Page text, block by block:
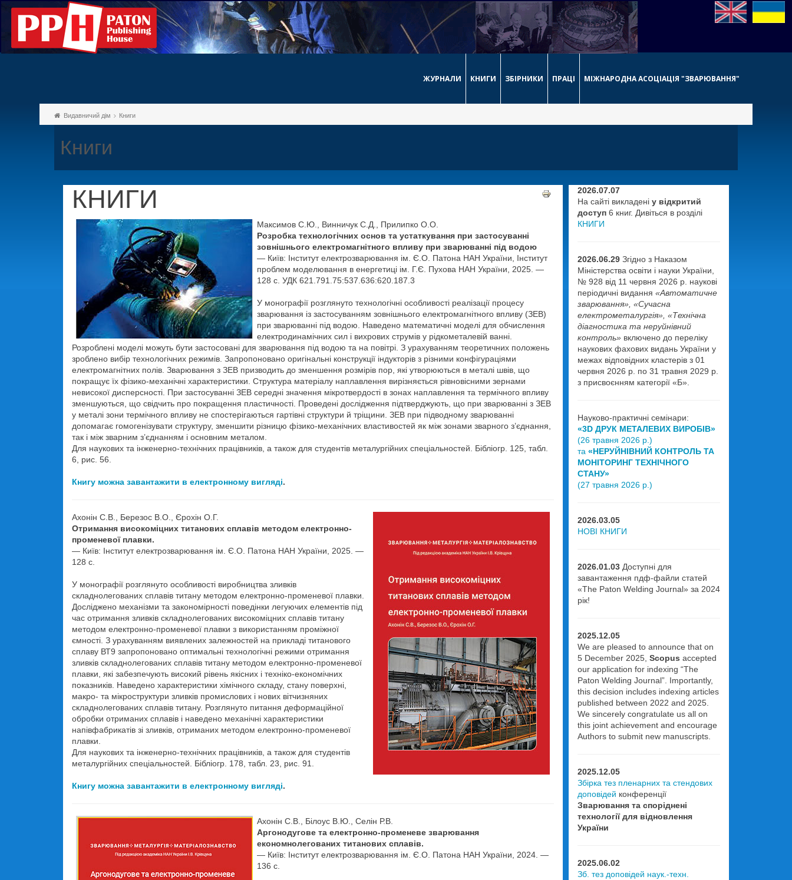
ЖУРНАЛИ КНИГИ ЗБІРНИКИ ПРАЦІ МІЖНАРОДНА АСОЦІАЦІЯ "ЗВАРЮВАННЯ"
Видавничий дім Книги
Книги
КНИГИ
Максимов С.Ю., Винничук С.Д., Прилипко О.О.
Розробка технологічних основ та устаткування при застосуванні
зовнішнього електромагнітного впливу при зварюванні під водою
— Київ: Інститут електрозварювання ім. Є.О. Патона НАН України, Інститут
проблем моделювання в енергетиці ім. Г.Є. Пухова НАН України, 2025. —
128 с. УДК 621.791.75:537.636:620.187.3
У монографії розглянуто технологічні особливості реалізації процесу
зварювання із застосуванням зовнішнього електромагнітного впливу (ЗЕВ)
при зварюванні під водою. Наведено математичні моделі для обчислення
електродинамічних сил і вихрових струмів у рідкометалевій ванні.
Розроблені моделі можуть бути застосовані для зварювання під водою та на повітрі. З урахуванням теоретичних положень
зроблено вибір технологічних режимів. Запропоновано оригінальні конструкції індукторів з різними конфігураціями
електромагнітних полів. Зварювання з ЗЕВ призводить до зменшення розмірів пор, які утворюються в металі швів, що
покращує їх фізико-механічні характеристики. Структура матеріалу наплавлення вирізняється рівновісними зернами
невисокої дисперсності. При застосуванні ЗЕВ середні значення мікротвердості в зонах наплавлення та термічного впливу
зменшуються, що свідчить про покращення пластичності. Проведені дослідження підтверджують, що при зварюванні з ЗЕВ
у металі зони термічного впливу не спостерігаються гартівні структури й тріщини. ЗЕВ при підводному зварюванні
допомагає гомогенізувати структуру, зменшити різницю фізико-механічних властивостей як між зонами зварного з’єднання,
так і між зварним з’єднанням і основним металом.
Для наукових та інженерно-технічних працівників, а також для студентів металургійних спеціальностей. Бібліогр. 125, табл.
6, рис. 56.
Книгу можна завантажити в електронному вигляді.
Ахонін С.В., Березос В.О., Єрохін О.Г.
Отримання високоміцних титанових сплавів методом електронно-
променевої плавки.
— Київ: Інститут електрозварювання ім. Є.О. Патона НАН України, 2025. —
128 с.
У монографії розглянуто особливості виробництва зливків
складнолегованих сплавів титану методом електронно-променевої плавки.
Досліджено механізми та закономірності поведінки легуючих елементів під
час отримання зливків складнолегованих високоміцних сплавів титану
методом електронно-променевої плавки з використанням проміжної
ємності. З урахуванням виявлених залежностей на прикладі титанового
сплаву ВТ9 запропоновано оптимальні технологічні режими отримання
зливків складнолегованих сплавів титану методом електронно-променевої
плавки, які забезпечують високий рівень якісних і техніко-економічних
показників. Наведено характеристики хімічного складу, стану поверхні,
макро- та мікроструктури зливків промислових і нових вітчизняних
складнолегованих сплавів титану. Розглянуто питання деформаційної
обробки отриманих сплавів і наведено механічні характеристики
напівфабрикатів зі зливків, отриманих методом електронно-променевої
плавки.
Для наукових та інженерно-технічних працівників, а також для студентів
металургійних спеціальностей. Бібліогр. 178, табл. 23, рис. 91.
Книгу можна завантажити в електронному вигляді.
Ахонін С.В., Білоус В.Ю., Селін Р.В.
Аргонодугове та електронно-променеве зварювання
економнолегованих титанових сплавів.
— Київ: Інститут електрозварювання ім. Є.О. Патона НАН України, 2024. —
136 с.
2026.07.07
На сайті викладені у відкритий
доступ6 книг. Дивіться в розділі
КНИГИ
2026.06.29Згідно з Наказом
Міністерства освіти і науки України,
№ 928 від 11 червня 2026 р. наукові
періодичні видання «Автоматичне
зварювання», «Сучасна
електрометалургія», «Технічна
діагностика та неруйнівний
контроль»включено до переліку
наукових фахових видань України у
межах відповідних кластерів з 01
червня 2026 р. по 31 травня 2029 р.
з присвоєнням категорії «Б».
Науково-практичні семінари:
«3D ДРУК МЕТАЛЕВИХ ВИРОБІВ»
(26 травня 2026 р.)
та «НЕРУЙНІВНИЙ КОНТРОЛЬ ТА
МОНІТОРИНГ ТЕХНІЧНОГО
СТАНУ»
(27 травня 2026 р.)
2026.03.05
НОВІ КНИГИ
2026.01.03Доступні для
завантаження пдф-файли статей
«The Paton Welding Journal» за 2024
рік!
2025.12.05
We are pleased to announce that on
5 December 2025, Scopus accepted
our application for indexing “The
Paton Welding Journal”. Importantly,
this decision includes indexing articles
published between 2022 and 2025.
We sincerely congratulate us all on
this joint achievement and encourage
Authors to submit new manuscripts.
2025.12.05
Збірка тез пленарних та стендових
доповідей конференції
Зварювання та споріднені
технології для відновлення
України
2025.06.02
Зб. тез доповідей наук.-техн.